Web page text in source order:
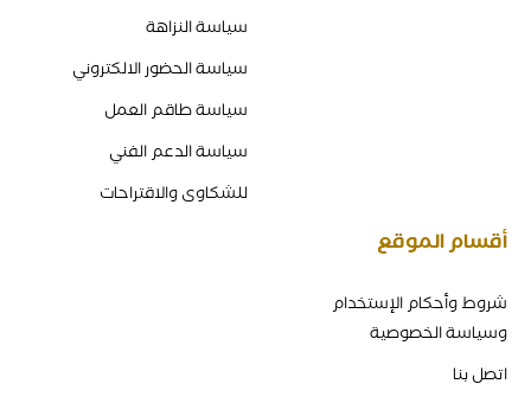
سياسة النزاهة
سياسة الحضور الالكتروني
سياسة طاقم العمل
سياسة الدعم الفني
للشكاوى والاقتراحات
أقسام الموقع
شروط وأحكام الإستخدام
وسياسة الخصوصية
اتصل بنا